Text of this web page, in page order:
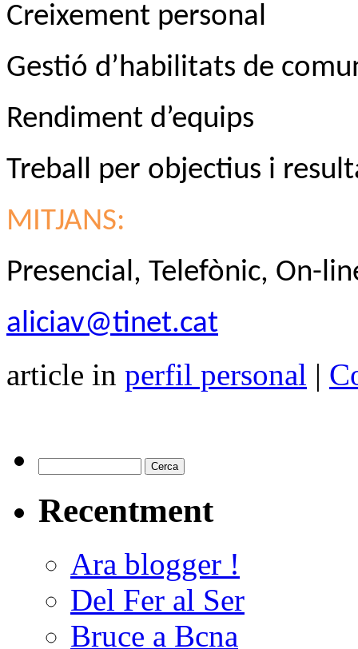
Creixement personal
Gestió d’habilitats de
Rendiment d’equips
Treball per objectius i
MITJANS:
Presencial, Telefònic, On-
aliciav@tinet.cat
article in perfil personal |
Recentment
Ara blogger !
Del Fer al Ser
Bruce a Bcna